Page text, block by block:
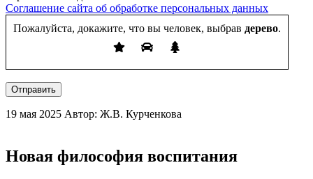
Соглашение сайта об обработке персональных данных
Пожалуйста, докажите, что вы человек, выбрав дерево.
Отправить
19 мая 2025 Автор: Ж.В. Курченкова
Новая философия воспитания